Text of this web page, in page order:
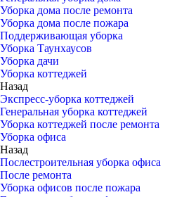
Уборка дома после ремонта
Уборка дома после пожара
Поддерживающая уборка
Уборка Таунхаусов
Уборка дачи
Уборка коттеджей
Назад
Экспресс-уборка коттеджей
Генеральная уборка коттеджей
Уборка коттеджей после ремонта
Уборка офиса
Назад
Послестроительная уборка офиса
После ремонта
Уборка офисов после пожара